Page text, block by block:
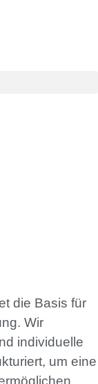
die Basis für
Wir
individuelle
um eine